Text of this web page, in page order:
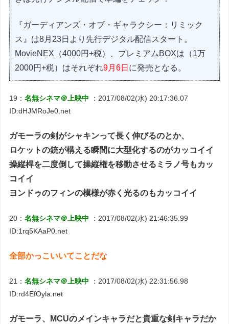
『ガーディアンズ・オブ・ギャラクシー：リミック
ス』は8月23日より先行デジタル配信スタート。
MovieNEX（4000円+税）、プレミアムBOXは（1万
2000円+税）はそれぞれ9月6日 に発売となる。
19：名無シネマ＠上映中
：2017/08/02(水) 20:17:36.07
ID:dHJMRoJe0.net
ガモーラの剣がシャキンって長く伸びるのとか、
ロケットの銃が構える瞬間に大型化するのがカッコイイ
操縦桿を二度倒して操縦権を移動させるミラノ号もカッ
コイイ
ヨンドゥのフィンの模様が赤く光るのもカッコイイ
20：名無シネマ＠上映中
：2017/08/02(水) 21:46:35.99
ID:1rq5KAaP0.net
全部かっこいいてことだな
21：名無シネマ＠上映中
：2017/08/02(水) 22:31:56.98
ID:rd4EfOyla.net
ガモーラ、MCUのメインキャラだと貴重な剣キャラだか